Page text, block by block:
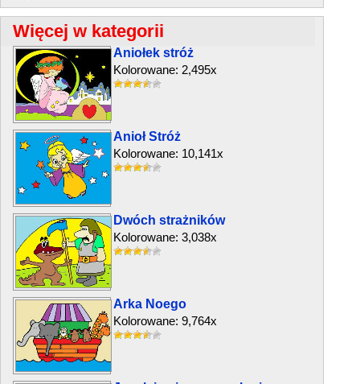
Więcej w kategorii
Aniołek stróż
Kolorowane: 2,495x
Anioł Stróż
Kolorowane: 10,141x
Dwóch strażników
Kolorowane: 3,038x
Arka Noego
Kolorowane: 9,764x